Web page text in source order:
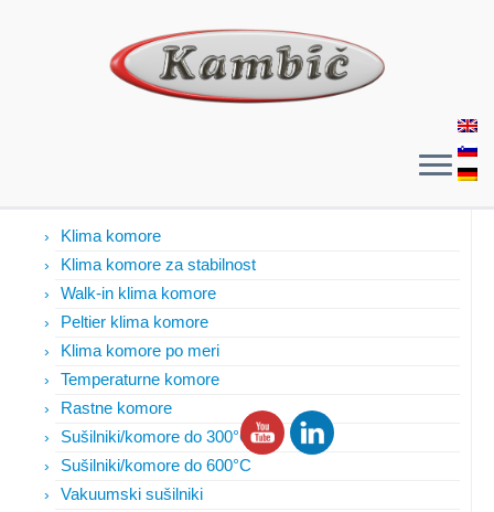
Klima komore
Klima komore za stabilnost
Walk-in klima komore
Peltier klima komore
Klima komore po meri
Temperaturne komore
Rastne komore
Sušilniki/komore do 300°C
Sušilniki/komore do 600°C
Vakuumski sušilniki